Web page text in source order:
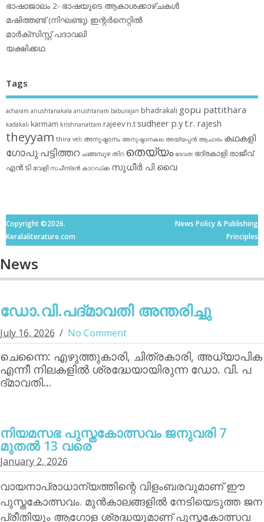
ഭാഷാജാലം 2- ഭാഷയുടെ ആകാശക്കാഴ്ചകള്‍
മഷിത്തണ്ട് (നിഘണ്ടു) ഇന്റര്‍നെറ്റില്‍
മാര്‍ക്‌സിസ്റ്റ് പദാവലി
യക്ഷിക്കഥ
Tags
acharam anushtanakala anushtanam baburajan bhadrakali gopu pattithara
kadakali karmam krishnanattam rajeev n.t sudheer p.yt.r. rajesh
theyyam thira veli അനുഷ്ഠാനം അനുഷ്ഠാനകല അയ്യപ്പന്‍ ആചാരം കഥകളി
ഗോപു പട്ടിത്തറ ചങ്ങമ്പുഴ തിറ തെയ്യം ദേവത ഭദ്രകാളി രാജീവ്
എൻ ടി വേളി സചീന്ദ്രന്‍ കാറഡ്ക്ക സുധീര്‍ പി വൈ
Copyright ©2026.
Keralaliterature.com
News Policy & Publishing
Principles
News
ഡോ.വി.പദ്മാവതി അന്തരിച്ചു
July 16, 2026 No Comment
ചെന്നൈ: എഴുത്തുകാരി, ചിത്രകാരി, അധ്യാപിക
എന്നീ നിലകളില്‍ ശ്രദ്ധേയായിരുന്ന ഡോ. വി. പ
ദ്മാവതി…
നിയമസഭ പുസ്തകോത്സവം ജനുവരി 7
മുതല്‍ 13 വരെ
January 2, 2026
വായനാപ്രാധാന്യത്തിന്റെ വിളംബരവുമാണ് ഈ
പുസ്തകോത്സവം. മുന്‍കാലങ്ങളില്‍ നേടിയെടുത്ത ജന
പ്രീതിയും ആഗോള ശ്രദ്ധയുമാണ് പുസ്തകോത്സവ